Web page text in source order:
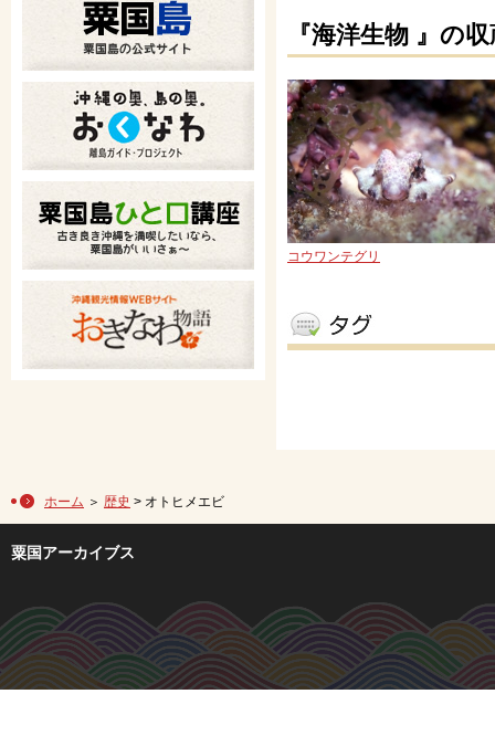
『海洋生物 』の
コウワンテグリ
ホーム ＞ 歴史 > オトヒメエビ
粟国アーカイブス